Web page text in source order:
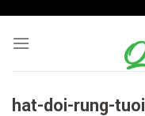
content
hat-doi-rung-tuoi